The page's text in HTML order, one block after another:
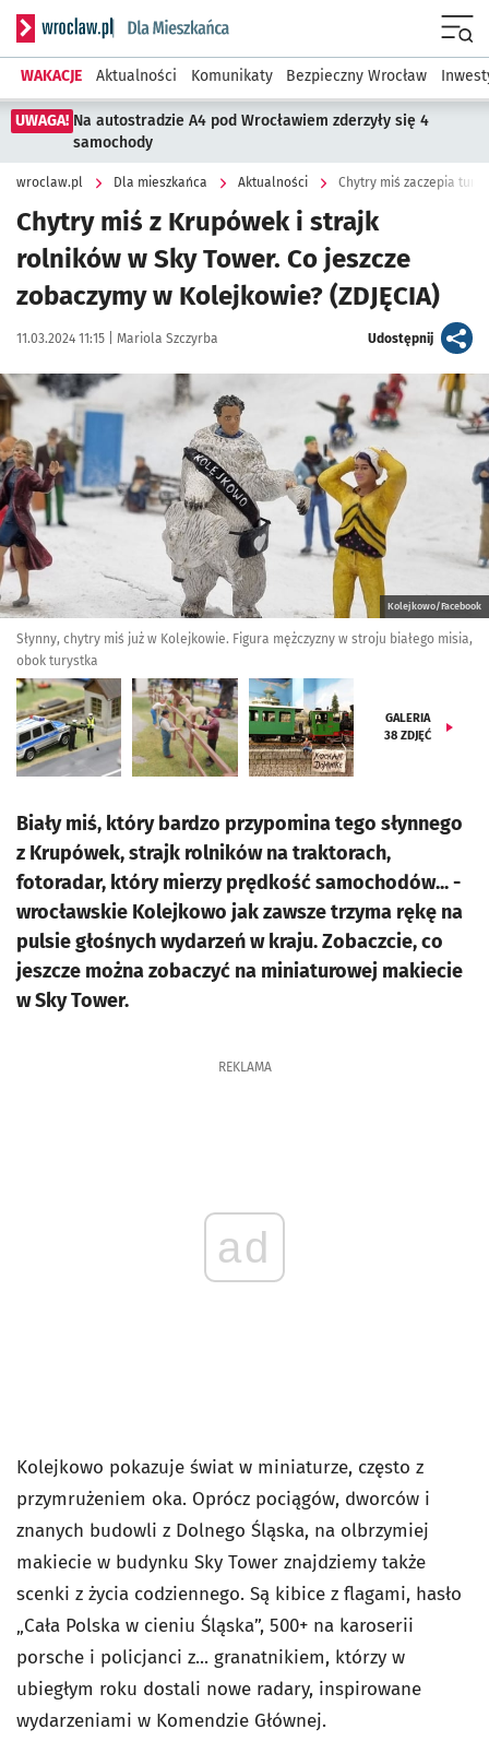
Serwis informacyjny wroclaw.pl podserwis: Dla mieszkańca
WAKACJE Aktualności Komunikaty Bezpieczny Wrocław
UWAGA! Na autostradzie A4 pod Wrocławiem zderzyły się 4
samochody
wroclaw.pl Dla mieszkańca Aktualności Chytry miś zaczepia
Chytry miś z Krupówek i strajk
rolników w Sky Tower. Co jeszcze
zobaczymy w Kolejkowie? (ZDJĘCIA)
Data publikacji:
11.03.2024 11:15 | Autor:
Mariola Szczyrba Udostępnijartykuł
Kliknij, aby zobaczyć galerię
Kolejkowo/Facebook
Słynny, chytry miś już w Kolejkowie. Figura mężczyzny w stroju białego misia,
obok turystka
GALERIA
38 ZDJĘĆ
Biały miś, który bardzo przypomina tego słynnego
z Krupówek, strajk rolników na traktorach,
fotoradar, który mierzy prędkość samochodów... -
wrocławskie Kolejkowo jak zawsze trzyma rękę na
pulsie głośnych wydarzeń w kraju. Zobaczcie, co
jeszcze można zobaczyć na miniaturowej makiecie
w Sky Tower.
REKLAMA
ad
Kolejkowo pokazuje świat w miniaturze, często z
przymrużeniem oka. Oprócz pociągów, dworców i
znanych budowli z Dolnego Śląska, na olbrzymiej
makiecie w budynku Sky Tower znajdziemy także
scenki z życia codziennego. Są kibice z flagami, hasło
„Cała Polska w cieniu Śląska”, 500+ na karoserii
porsche i policjanci z... granatnikiem, którzy w
ubiegłym roku dostali nowe radary, inspirowane
wydarzeniami w Komendzie Głównej.